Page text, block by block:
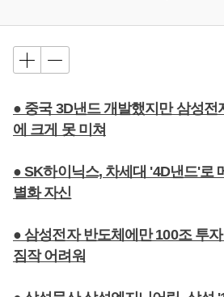
● 중국 3D낸드 개발했지만 삼성전
에 크게 못 미쳐
● SK하이닉스, 차세대 '4D낸드'로
별화 자신
● 삼성전자 반도체에만 100조 투
짐작 어려워